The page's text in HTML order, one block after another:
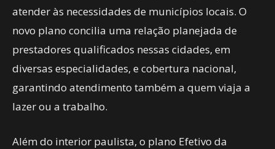
atender às necessidades de municípios locais. O
novo plano concilia uma relação planejada de
prestadores qualificados nessas cidades, em
diversas especialidades, e cobertura nacional,
garantindo atendimento também a quem viaja a
lazer ou a trabalho.
Além do interior paulista, o plano Efetivo da